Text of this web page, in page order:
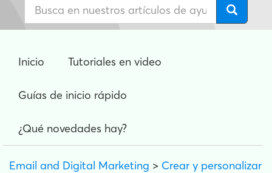
Inicio Tutoriales en video
Guías de inicio rápido
¿Qué novedades hay?
Email and Digital Marketing > Crear y personalizar